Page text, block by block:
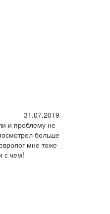
31.07.2019
и проблему не
больше
мне тоже
с чем!